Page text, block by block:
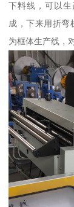
下料线，可以
成，下来用折弯
为框体生产线，